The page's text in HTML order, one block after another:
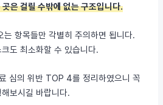
은 걸릴 수밖에 없는 구조입니다.
는 항목들만 각별히 주의하면 됩니다.
도 최소화할 수 있습니다.
심의 위반 TOP 4를 정리하였으니 꼭
보시길 바랍니다.